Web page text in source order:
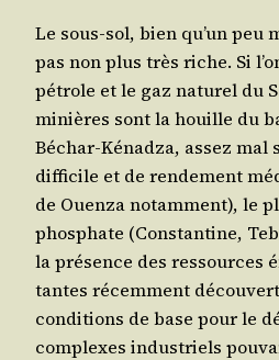
Le sous-sol, bien qu’un peu
pas non plus très riche. Si
pétrole et le gaz natu­rel du
minières sont la houille du
Béchar-Kénad­za, assez mal
dif­fi­cile et de ren­de­ment
de Ouen­za notam­ment), le
phos­phate (Constan­tine,
la pré­sence des res­sources
tantes récem­ment
condi­tions de base pour le
com­plexes indus­triels